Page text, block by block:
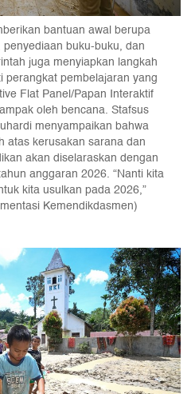
bantuan awal berupa
buku-buku, dan
juga menyiapkan langkah
perangkat pembelajaran yang
Flat Panel/Papan Interaktif
oleh bencana. Stafsus
menyampaikan bahwa
atas kerusakan sarana dan
akan diselaraskan dengan
anggaran 2026. “Nanti kita
kita usulkan pada 2026,”
Kemendikdasmen)